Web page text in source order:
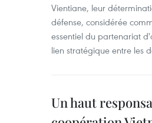
Vientiane, leur
défense, considérée
essentiel du partenariat
lien stratégique entre les
Un haut